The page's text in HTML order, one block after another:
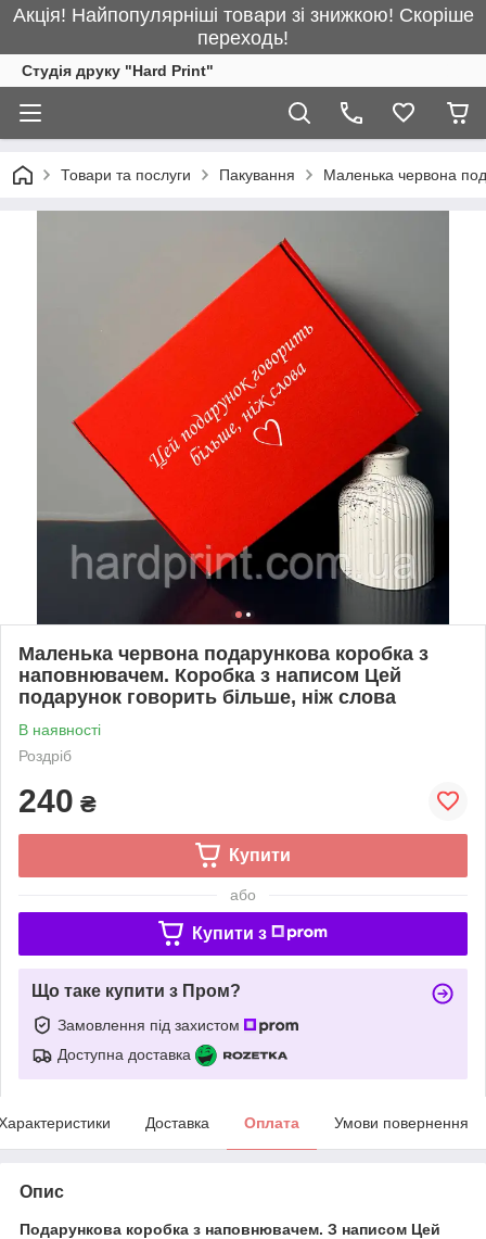
Акція! Найпопулярніші товари зі знижкою! Скоріше
переходь!
Студія друку "Hard Print"
Товари та послуги Пакування Маленька червона
Маленька червона подарункова коробка з
наповнювачем. Коробка з написом Цей
подарунок говорить більше, ніж слова
В наявності
Роздріб
240 ₴
Купити
або
Купити з
Що таке купити з Пром?
Замовлення під захистом
Доступна доставка
Доставка Оплата Умови повернення
Опис
Подарункова коробка з наповнювачем. З написом Цей